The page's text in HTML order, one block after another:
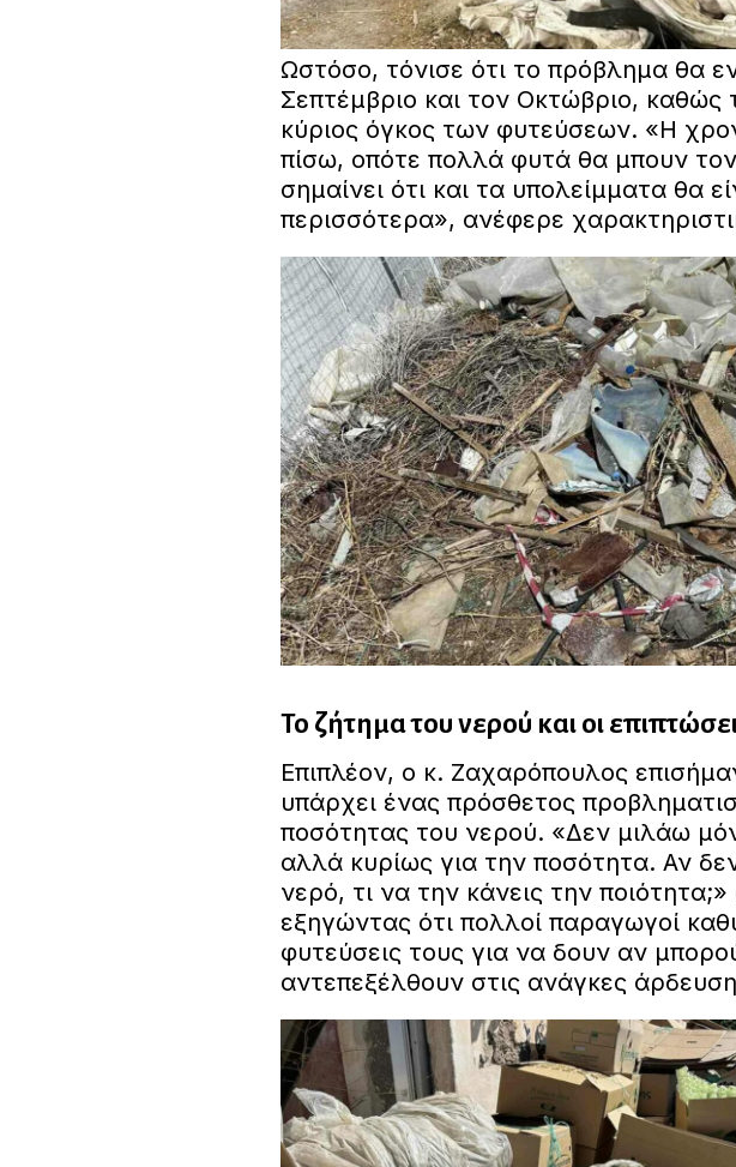
Ωστόσο, τόνισε ότι το πρόβλημα θα
Σεπτέμβριο και τον Οκτώβριο, καθώς
κύριος όγκος των φυτεύσεων. «Η
πίσω, οπότε πολλά φυτά θα μπουν
σημαίνει ότι και τα υπολείμματα θα
περισσότερα», ανέφερε
Το ζήτημα του νερού και οι
Επιπλέον, ο κ. Ζαχαρόπουλος
υπάρχει ένας πρόσθετος
ποσότητας του νερού. «Δεν μιλάω
αλλά κυρίως για την ποσότητα. Αν
νερό, τι να την κάνεις την
εξηγώντας ότι πολλοί παραγωγοί
φυτεύσεις τους για να δουν αν
αντεπεξέλθουν στις ανάγκες